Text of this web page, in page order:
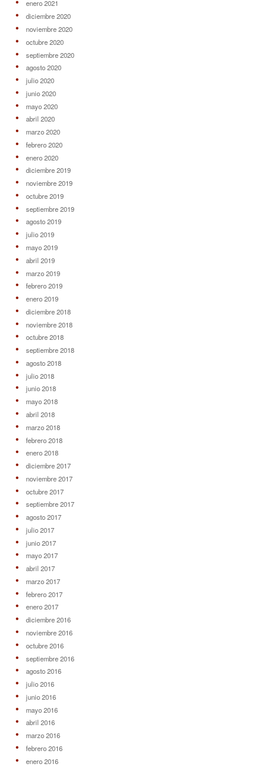
enero 2021
diciembre 2020
noviembre 2020
octubre 2020
septiembre 2020
agosto 2020
julio 2020
junio 2020
mayo 2020
abril 2020
marzo 2020
febrero 2020
enero 2020
diciembre 2019
noviembre 2019
octubre 2019
septiembre 2019
agosto 2019
julio 2019
mayo 2019
abril 2019
marzo 2019
febrero 2019
enero 2019
diciembre 2018
noviembre 2018
octubre 2018
septiembre 2018
agosto 2018
julio 2018
junio 2018
mayo 2018
abril 2018
marzo 2018
febrero 2018
enero 2018
diciembre 2017
noviembre 2017
octubre 2017
septiembre 2017
agosto 2017
julio 2017
junio 2017
mayo 2017
abril 2017
marzo 2017
febrero 2017
enero 2017
diciembre 2016
noviembre 2016
octubre 2016
septiembre 2016
agosto 2016
julio 2016
junio 2016
mayo 2016
abril 2016
marzo 2016
febrero 2016
enero 2016